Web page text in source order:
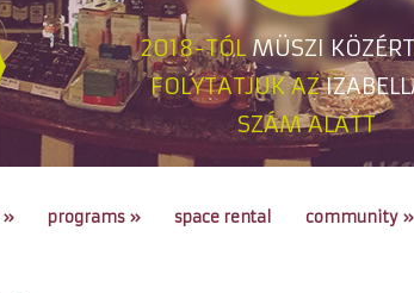
2018-TÓLMÜSZI KÖZÉRT
FOLYTATJUK AZ
SZÁM ALATT
» programs » space rental community »